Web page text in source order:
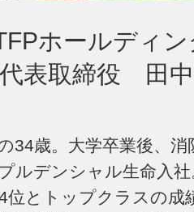
ホールディン
表取締役 田
34歳。大学卒業後、消
ルデンシャル生命入
位とトップクラスの成